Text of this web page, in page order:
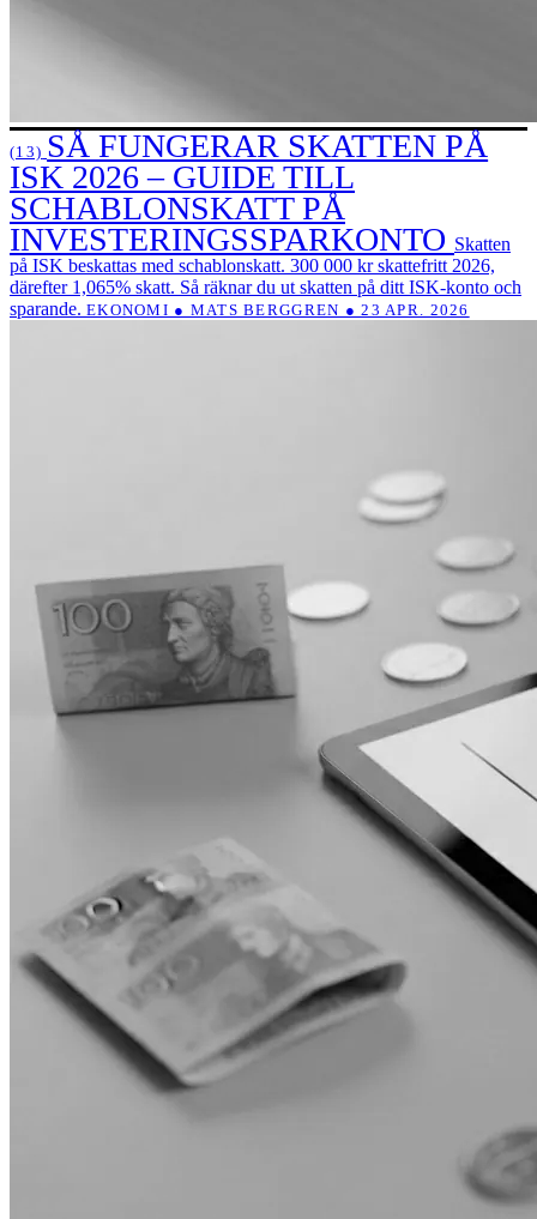
(13) SÅ FUNGERAR SKATTEN PÅ
ISK 2026 – GUIDE TILL
SCHABLONSKATT PÅ
INVESTERINGSSPARKONTO Skatten
på ISK beskattas med schablonskatt. 300 000 kr skattefritt 2026,
därefter 1,065% skatt. Så räknar du ut skatten på ditt ISK-konto och
sparande. EKONOMI ● MATS BERGGREN ● 23 APR. 2026